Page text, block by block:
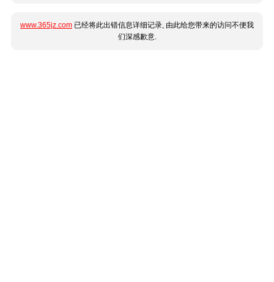
www.365jz.com 已经将此出错信息详细记录, 由此给您带来的访问不便我
们深感歉意.